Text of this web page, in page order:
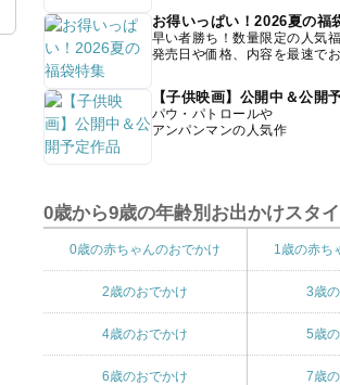
お得いっぱい！2026夏の福
早い者勝ち！数量限定の人気
発売日や価格、内容を最速で
【子供映画】公開中＆公開
パウ・パトロールや
アンパンマンの人気作
0歳から9歳の年齢別お出かけスタ
0歳の赤ちゃんのおでかけ 1歳の赤ち
2歳のおでかけ 3歳
4歳のおでかけ 5歳
6歳のおでかけ 7歳